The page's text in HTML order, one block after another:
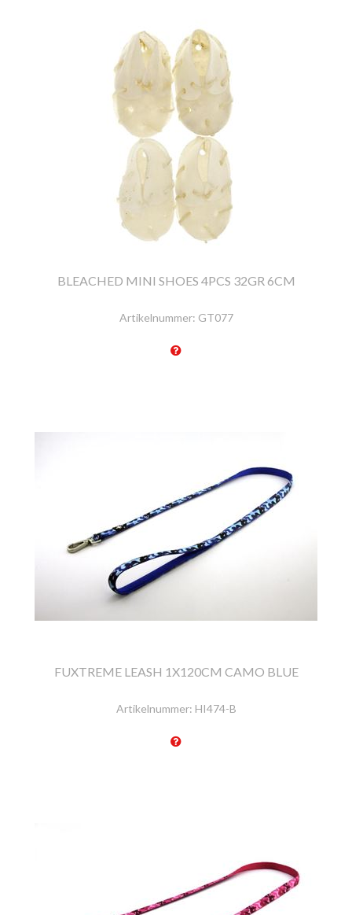
BLEACHED MINI SHOES 4PCS 32GR 6CM
Artikelnummer: GT077
FUXTREME LEASH 1X120CM CAMO BLUE
Artikelnummer: HI474-B